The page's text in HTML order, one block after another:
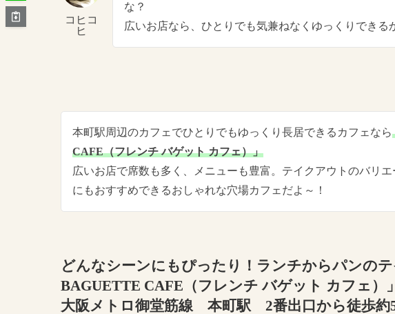
コヒコ
ヒ
な？
広いお店なら、ひとりでも気兼ねなくゆっくりできる
本町駅周辺のカフェでひとりでもゆっくり長居できるカフェなら
CAFE（フレンチ バゲット カフェ）」
広いお店で席数も多く、メニューも豊富。テイクアウトのバリ
にもおすすめできるおしゃれな穴場カフェだよ～！
どんなシーンにもぴったり！ランチからパンの
BAGUETTE CAFE（フレンチ バゲット カフェ）」
大阪メトロ御堂筋線 本町駅 2番出口から徒歩約